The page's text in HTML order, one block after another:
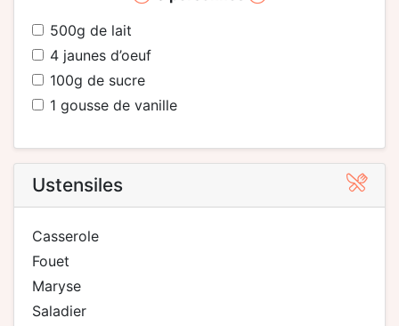
500g de lait
4 jaunes d’oeuf
100g de sucre
1 gousse de vanille
Ustensiles
casserole
fouet
maryse
saladier